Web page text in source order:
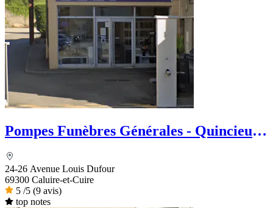
Pompes Funèbres Générales - Quincieu
24-26 Avenue Louis Dufour
69300 Caluire-et-Cuire
5 /5 (9 avis)
top notes